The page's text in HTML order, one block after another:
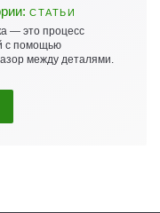
СТАТЬИ
— это процесс
с помощью
между деталями.